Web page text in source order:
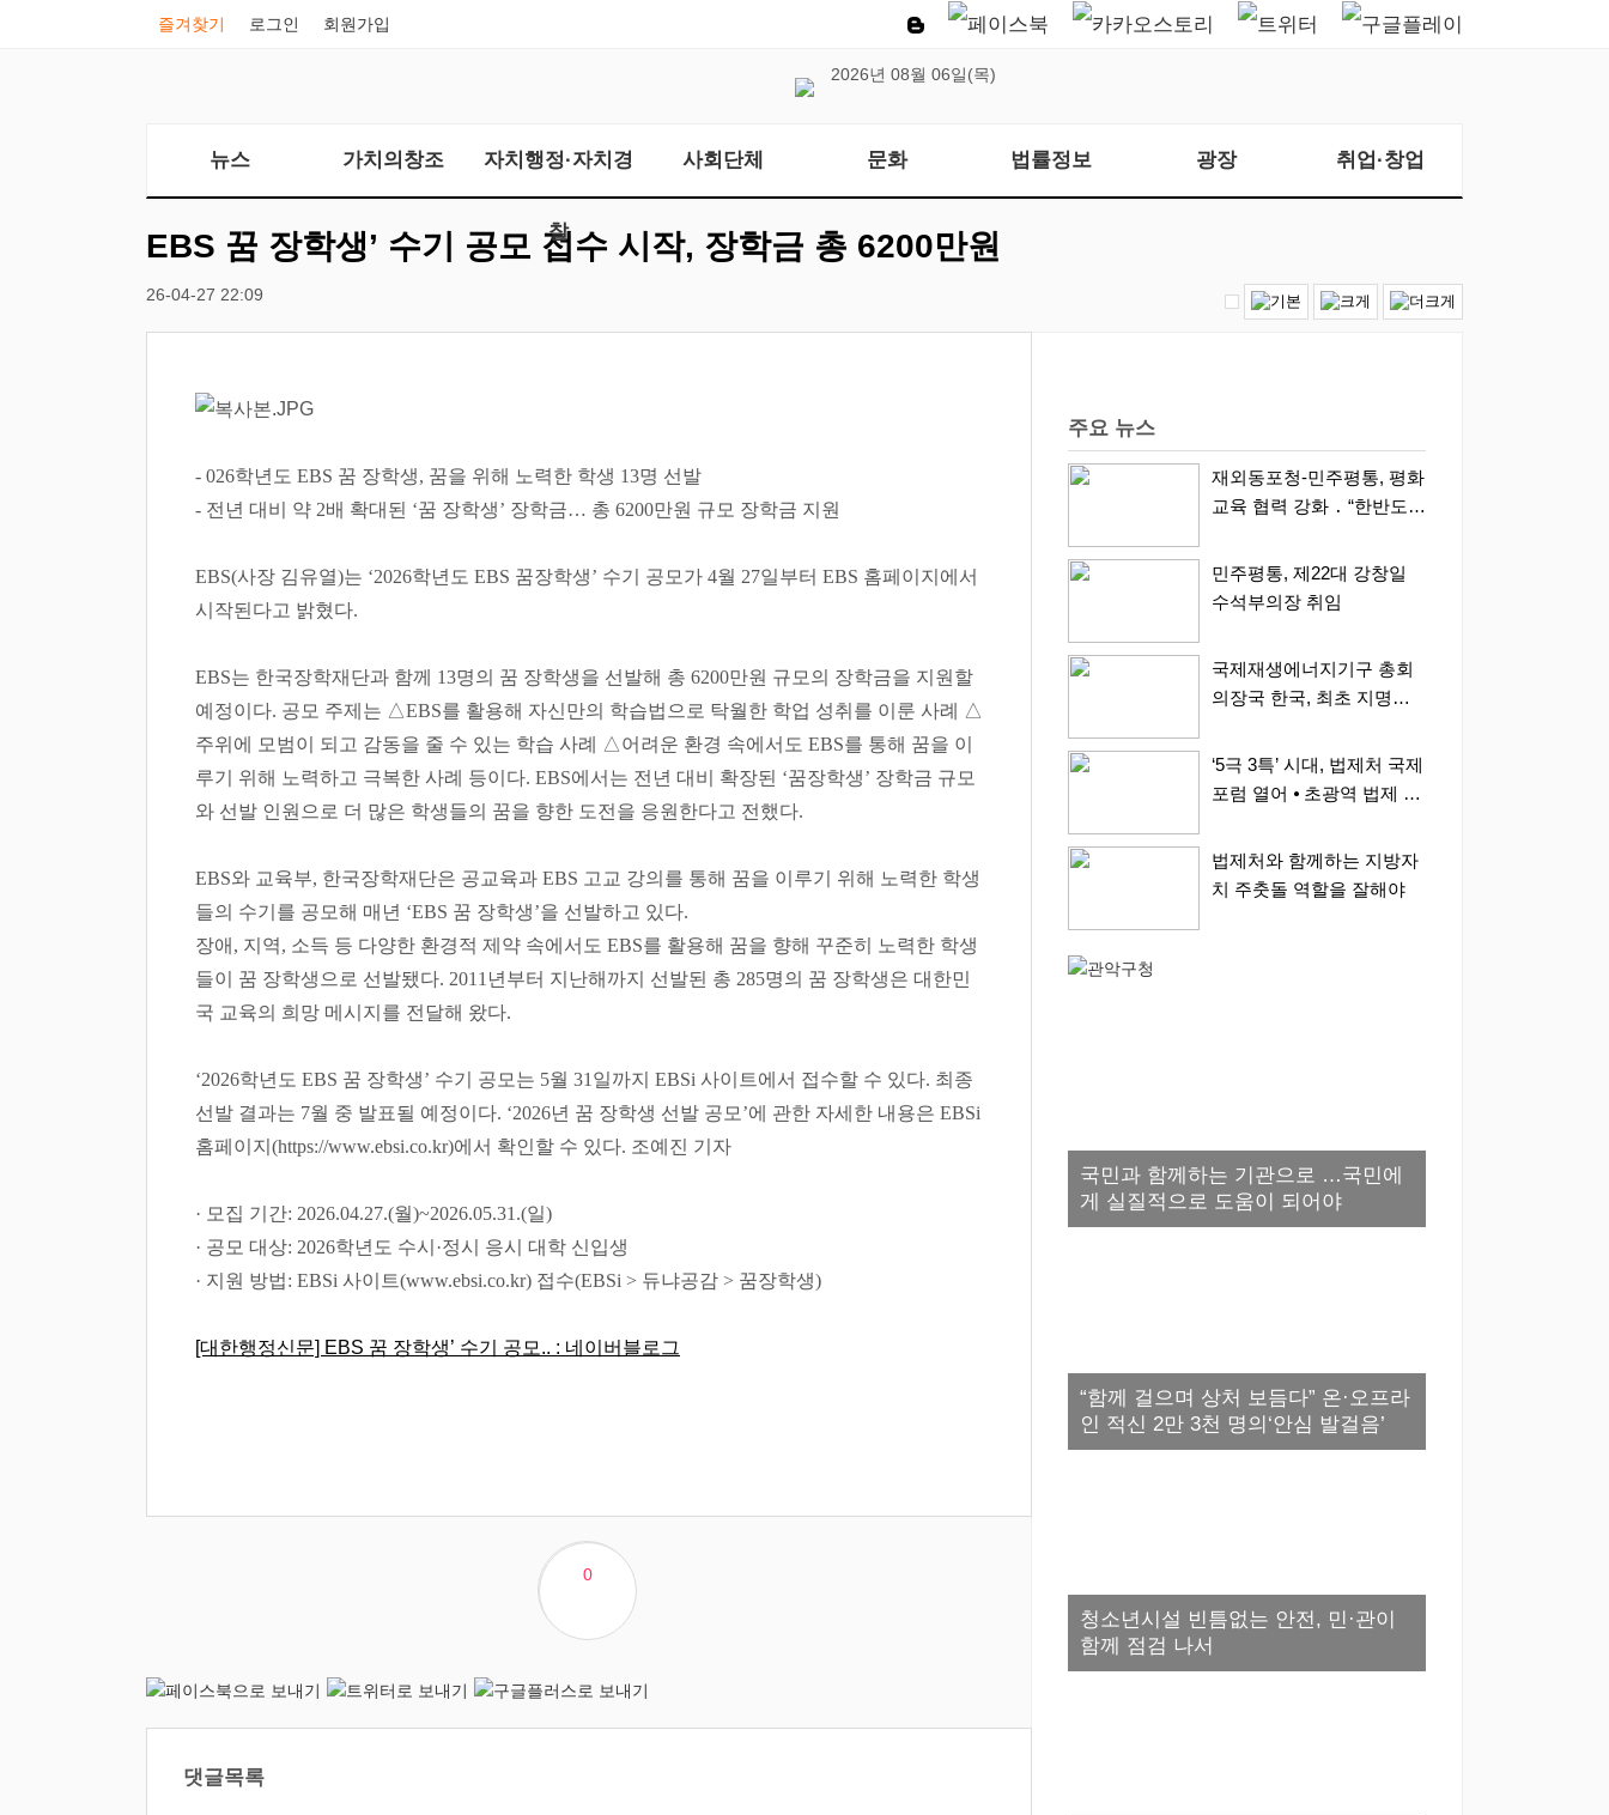
즐겨찾기 로그인 회원가입
2026년 08월 06일(목)
뉴스 가치의창조 자치행정·자치경
찰
사회단체 문화 법률정보 광장 취업·창업
EBS 꿈 장학생’ 수기 공모 접수 시작, 장학금 총 6200만원
26-04-27 22:09
- 026학년도 EBS 꿈 장학생, 꿈을 위해 노력한 학생 13명 선발
- 전년 대비 약 2배 확대된 ‘꿈 장학생’ 장학금… 총 6200만원 규모 장학금 지원
EBS(사장 김유열)는 ‘2026학년도 EBS 꿈장학생’ 수기 공모가 4월 27일부터 EBS 홈페이지에서
시작된다고 밝혔다.
EBS는 한국장학재단과 함께 13명의 꿈 장학생을 선발해 총 6200만원 규모의 장학금을 지원할
예정이다. 공모 주제는 △EBS를 활용해 자신만의 학습법으로 탁월한 학업 성취를 이룬 사례
△
주위에 모범이 되고 감동을 줄 수 있는 학습 사례
△어려운 환경 속에서도 EBS를 통해 꿈을 이
루기 위해 노력하고 극복한 사례 등이다. EBS에서는 전년 대비 확장된 ‘꿈장학생’ 장학금 규모
와 선발 인원으로 더 많은 학생들의 꿈을 향한 도전을 응원한다고 전했다.
EBS와 교육부, 한국장학재단은 공교육과 EBS 고교 강의를 통해 꿈을 이루기 위해 노력한 학생
들의 수기를 공모해 매년 ‘EBS 꿈 장학생’을 선발하고 있다.
장애 , 지역, 소득 등 다양한 환경적 제약 속에서도 EBS를 활용해 꿈을 향해 꾸준히 노력한 학생
들이 꿈 장학생으로 선발됐다. 2011 년부터 지난해까지 선발된 총 285명의 꿈 장학생은 대한민
국 교육의 희망 메시지를 전달해 왔다.
‘2026학년도 EBS 꿈 장학생’ 수기 공모는 5월 31 일까지 EBSi 사이트에서 접수할 수 있다. 최종
선발 결과는 7월 중 발표될 예정이다. ‘2026년 꿈 장학생 선발 공모 ’에 관한 자세한 내용은 EBSi
홈페이지 (https://www.ebsi.co.kr)에서 확인할 수 있다. 조예진 기자
· 모집 기간: 2026.04.27.(월)~2026.05.31.(일)
· 공모 대상: 2026학년도 수시 ·정시 응시 대학 신입생
· 지원 방법: EBSi 사이트(www.ebsi.co.kr) 접수(EBSi > 듀냐공감 > 꿈장학생)
[대한행정신문] EBS 꿈 장학생’ 수기 공모.. : 네이버블로그
0
댓글목록
주요 뉴스
재외동포청-민주평통, 평화
교육 협력 강화 ․ “한반도
에 알리다”
민주평통, 제22대 강창일
수석부의장 취임
국제재생에너지기구 총회
의장국 한국, 최초 지명…
‘5극 3특’ 시대, 법제처 국제
포럼 열어 ⦁ 초광역 법제 정
법제처와 함께하는 지방자
치 주춧돌 역할을 잘해야
국민과 함께하는 기관으로 …국민에
게 실질적으로 도움이 되어야
“함께 걸으며 상처 보듬다” 온·오프라
인 적신 2만 3천 명의‘안심 발걸음’
청소년시설 빈틈없는 안전, 민·관이
함께 점검 나서